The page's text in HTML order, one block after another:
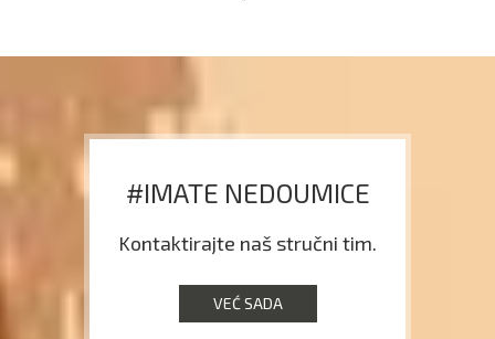
#IMATE NEDOUMICE
Kontaktirajte naš stručni tim.
VEĆ SADA